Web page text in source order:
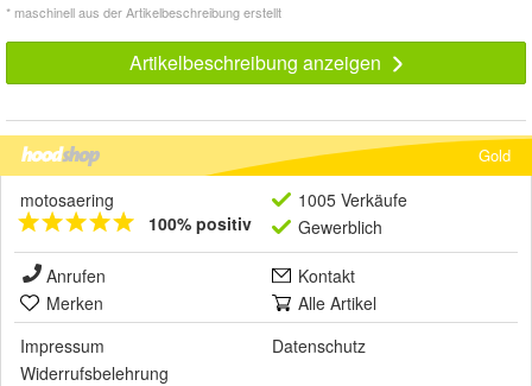
* maschinell aus der Artikelbeschreibung erstellt
Artikelbeschreibung anzeigen
Gold
motosaering
100% positiv
1005 Verkäufe
Gewerblich
Anrufen
Kontakt
Merken
Alle Artikel
Impressum
Datenschutz
Widerrufsbelehrung